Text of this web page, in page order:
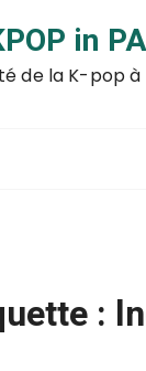
in
de la K-pop à
: